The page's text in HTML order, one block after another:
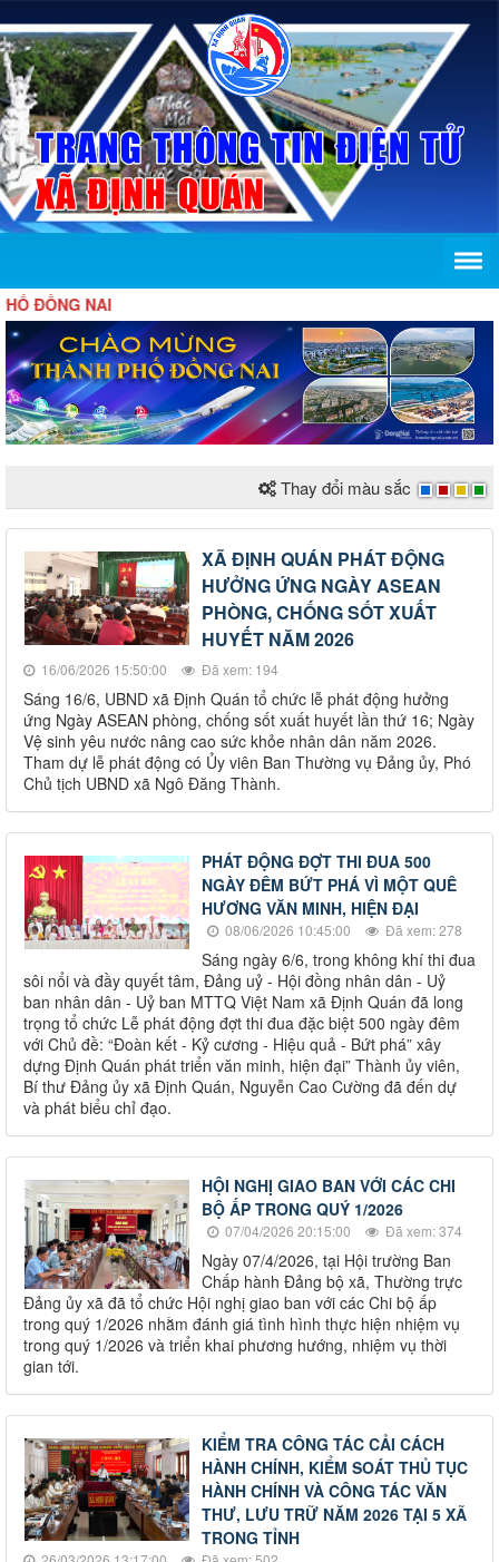
NAI
Thay đổi màu sắc
XÃ ĐỊNH QUÁN PHÁT ĐỘNG
HƯỞNG ỨNG NGÀY ASEAN
PHÒNG, CHỐNG SỐT XUẤT
HUYẾT NĂM 2026
16/06/2026 15:50:00 Đã xem: 194
Sáng 16/6, UBND xã Định Quán tổ chức lễ phát động hưởng
ứng Ngày ASEAN phòng, chống sốt xuất huyết lần thứ 16; Ngày
Vệ sinh yêu nước nâng cao sức khỏe nhân dân năm 2026.
Tham dự lễ phát động có Ủy viên Ban Thường vụ Đảng ủy, Phó
Chủ tịch UBND xã Ngô Đăng Thành.
PHÁT ĐỘNG ĐỢT THI ĐUA 500
NGÀY ĐÊM BỨT PHÁ VÌ MỘT QUÊ
HƯƠNG VĂN MINH, HIỆN ĐẠI
08/06/2026 10:45:00 Đã xem: 278
Sáng ngày 6/6, trong không khí thi đua
sôi nổi và đầy quyết tâm, Đảng uỷ - Hội đồng nhân dân - Uỷ
ban nhân dân - Uỷ ban MTTQ Việt Nam xã Định Quán đã long
trọng tổ chức Lễ phát động đợt thi đua đặc biệt 500 ngày đêm
với Chủ đề: “Đoàn kết - Kỷ cương - Hiệu quả - Bứt phá” xây
dựng Định Quán phát triển văn minh, hiện đại” Thành ủy viên,
Bí thư Đảng ủy xã Định Quán, Nguyễn Cao Cường đã đến dự
và phát biểu chỉ đạo.
HỘI NGHỊ GIAO BAN VỚI CÁC CHI
BỘ ẤP TRONG QUÝ 1/2026
07/04/2026 20:15:00 Đã xem: 374
Ngày 07/4/2026, tại Hội trường Ban
Chấp hành Đảng bộ xã, Thường trực
Đảng ủy xã đã tổ chức Hội nghị giao ban với các Chi bộ ấp
trong quý 1/2026 nhằm đánh giá tình hình thực hiện nhiệm vụ
trong quý 1/2026 và triển khai phương hướng, nhiệm vụ thời
gian tới.
KIỂM TRA CÔNG TÁC CẢI CÁCH
HÀNH CHÍNH, KIỂM SOÁT THỦ TỤC
HÀNH CHÍNH VÀ CÔNG TÁC VĂN
THƯ, LƯU TRỮ NĂM 2026 TẠI 5 XÃ
TRONG TỈNH